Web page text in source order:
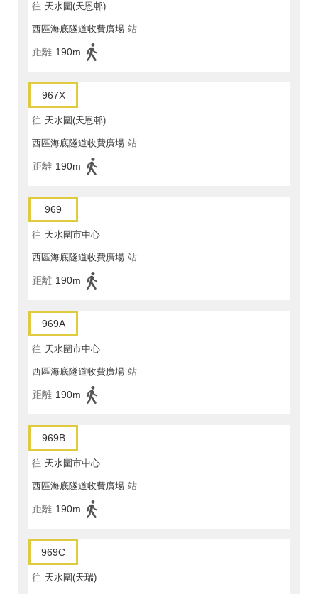
往 天水圍(天恩邨)
西區海底隧道收費廣場 站
距離 190m
967X
往 天水圍(天恩邨)
西區海底隧道收費廣場 站
距離 190m
969
往 天水圍市中心
西區海底隧道收費廣場 站
距離 190m
969A
往 天水圍市中心
西區海底隧道收費廣場 站
距離 190m
969B
往 天水圍市中心
西區海底隧道收費廣場 站
距離 190m
969C
往 天水圍(天瑞)